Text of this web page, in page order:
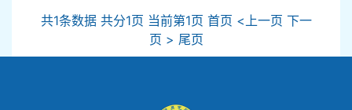
共1条数据 共分1页 当前第1页 首页 <上一页 下一
页 > 尾页